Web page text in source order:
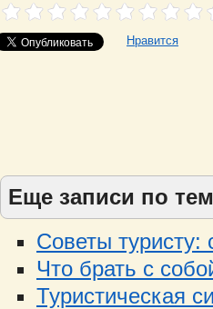
Нравится
Еще записи по
Советы туристу:
Что брать с
Туристическая